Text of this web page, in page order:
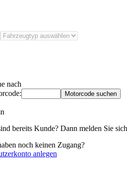
nach
Motorcode suchen
bereits Kunde? Dann melden Sie
noch keinen Zugang?
anlegen